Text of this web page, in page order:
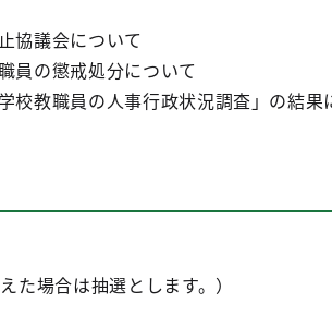
議会について
員の懲戒処分について
教職員の人事行政状況調査」の結果
場合は抽選とします。）